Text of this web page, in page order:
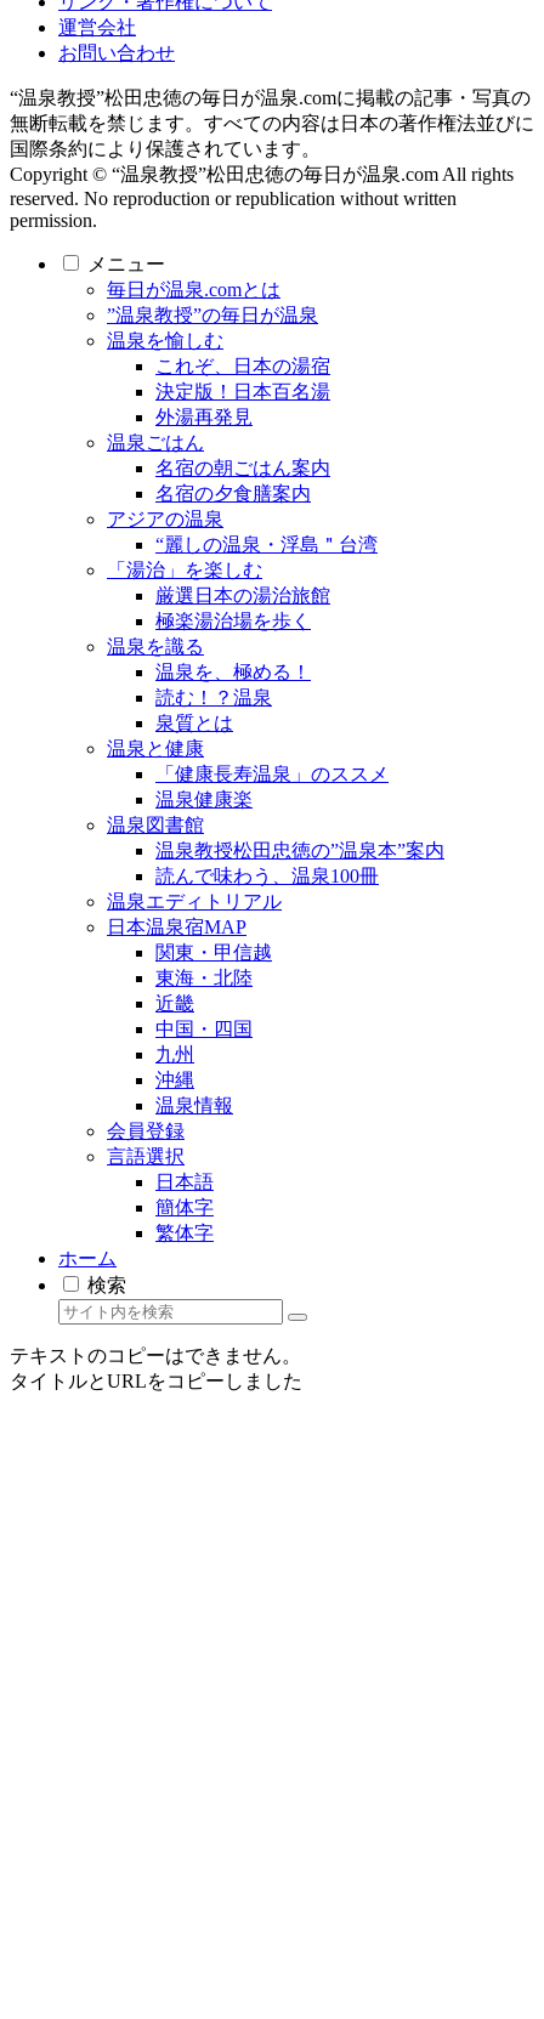
運営会社
お問い合わせ
“温泉教授”松田忠徳の毎日が温泉.comに掲載の記事・写真の
無断転載を禁じます。すべての内容は日本の著作権法並びに
国際条約により保護されています。
Copyright © “温泉教授”松田忠徳の毎日が温泉.com All rights
reserved. No reproduction or republication without written
permission.
メニュー
毎日が温泉.comとは
”温泉教授”の毎日が温泉
温泉を愉しむ
これぞ、日本の湯宿
決定版！日本百名湯
外湯再発見
温泉ごはん
名宿の朝ごはん案内
名宿の夕食膳案内
アジアの温泉
“麗しの温泉・浮島＂台湾
「湯治」を楽しむ
厳選日本の湯治旅館
極楽湯治場を歩く
温泉を識る
温泉を、極める！
読む！？温泉
泉質とは
温泉と健康
「健康長寿温泉」のススメ
温泉健康楽
温泉図書館
温泉教授松田忠徳の”温泉本”案内
読んで味わう、温泉100冊
温泉エディトリアル
日本温泉宿MAP
関東・甲信越
東海・北陸
近畿
中国・四国
九州
沖縄
温泉情報
会員登録
言語選択
日本語
簡体字
繁体字
ホーム
検索
テキストのコピーはできません。
タイトルとURLをコピーしました